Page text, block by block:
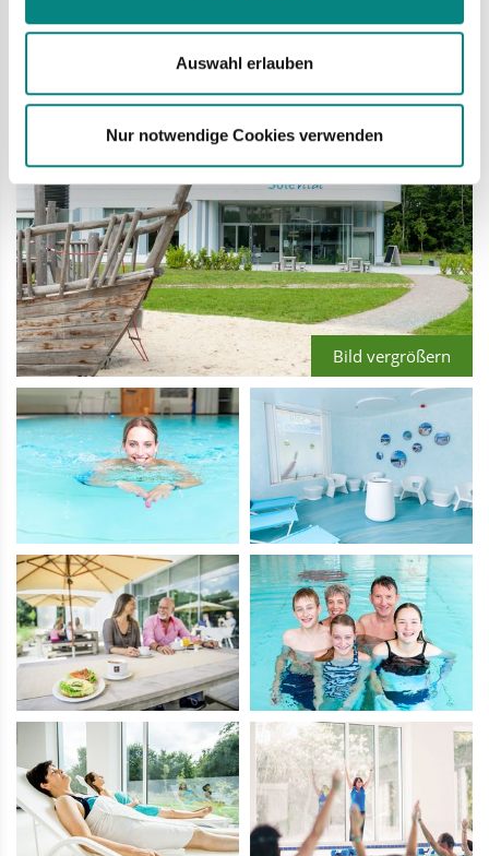
Auswahl erlauben
Nur notwendige Cookies verwenden
vielfältige Trainings- und Kursmöglichkeiten im Hallen- und
Gerätebereich.
Bild vergrößern